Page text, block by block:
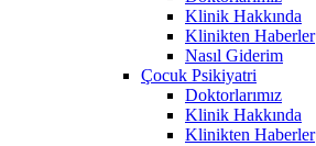
Klinik Hakkında
Klinikten Haberler
Nasıl Giderim
Çocuk Psikiyatri
Doktorlarımız
Klinik Hakkında
Klinikten Haberler